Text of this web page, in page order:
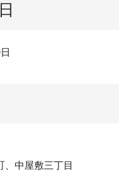
、中屋敷三丁目